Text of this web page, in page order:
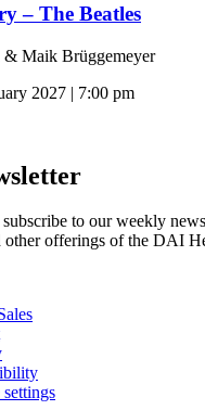
– The Beatles
& Maik Brüggemeyer
2027 | 7:00 pm
to our weekly
other offerings of the DAI